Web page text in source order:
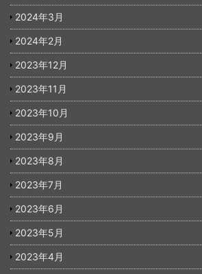
2024年3月
2024年2月
2023年12月
2023年11月
2023年10月
2023年9月
2023年8月
2023年7月
2023年6月
2023年5月
2023年4月